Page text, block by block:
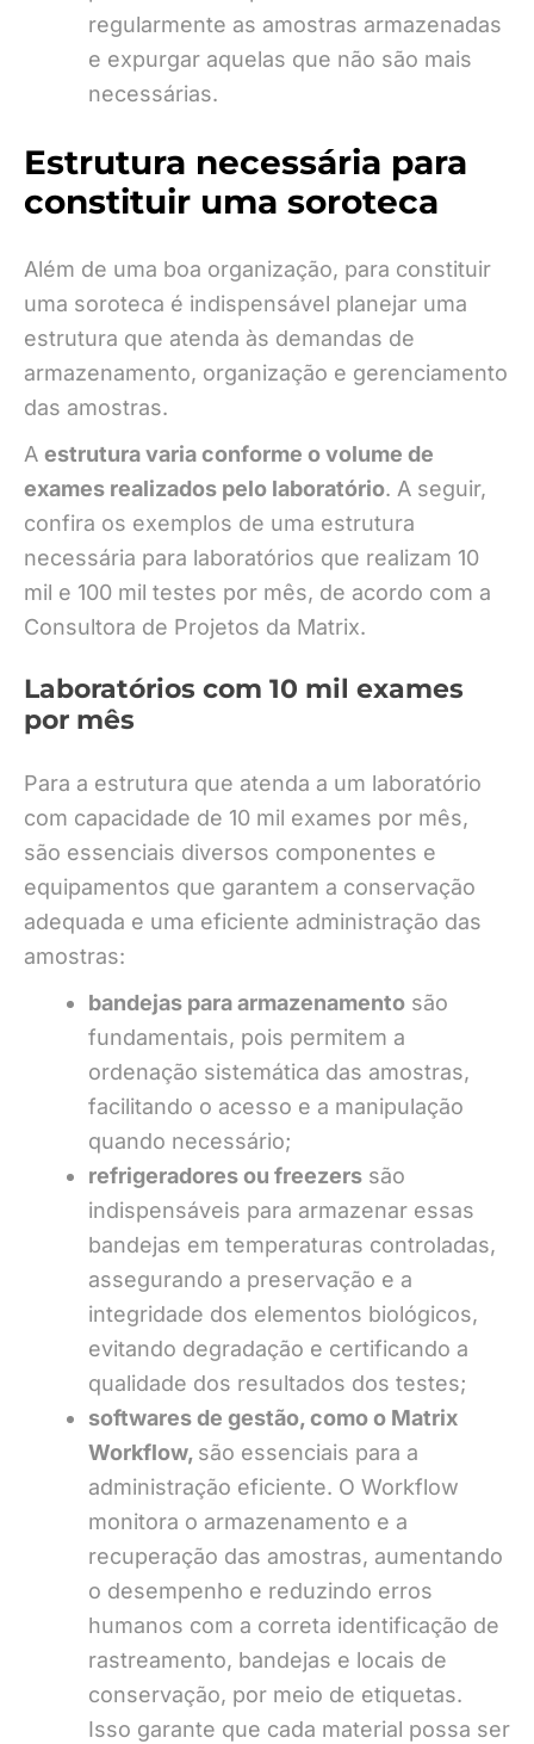
regularmente as amostras armazenadas
e expurgar aquelas que não são mais
necessárias.
Estrutura necessária para
constituir uma soroteca
Além de uma boa organização, para constituir
uma soroteca é indispensável planejar uma
estrutura que atenda às demandas de
armazenamento, organização e gerenciamento
das amostras.
A estrutura varia conforme o volume de
exames realizados pelo laboratório. A seguir,
confira os exemplos de uma estrutura
necessária para laboratórios que realizam 10
mil e 100 mil testes por mês, de acordo com a
Consultora de Projetos da Matrix.
Laboratórios com 10 mil exames
por mês
Para a estrutura que atenda a um laboratório
com capacidade de 10 mil exames por mês,
são essenciais diversos componentes e
equipamentos que garantem a conservação
adequada e uma eficiente administração das
amostras:
bandejas para armazenamento são
fundamentais, pois permitem a
ordenação sistemática das amostras,
facilitando o acesso e a manipulação
quando necessário;
refrigeradores ou freezers são
indispensáveis para armazenar essas
bandejas em temperaturas controladas,
assegurando a preservação e a
integridade dos elementos biológicos,
evitando degradação e certificando a
qualidade dos resultados dos testes;
softwares de gestão, como o Matrix
Workflow, são essenciais para a
administração eficiente. O Workflow
monitora o armazenamento e a
recuperação das amostras, aumentando
o desempenho e reduzindo erros
humanos com a correta identificação de
rastreamento, bandejas e locais de
conservação, por meio de etiquetas.
Isso garante que cada material possa ser